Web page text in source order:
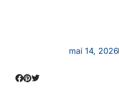
mai 14, 2026